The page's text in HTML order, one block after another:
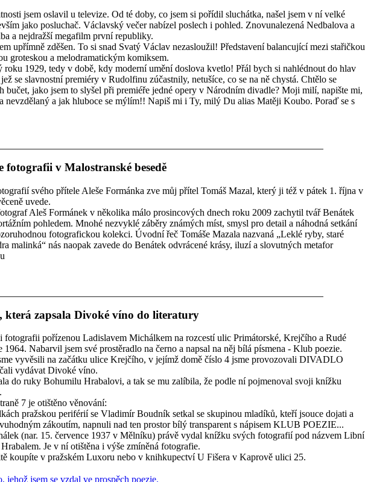
jsem oslavil u televize. Od té doby, co jsem si pořídil sluchátka, našel jsem v ní velké
jako posluchač. Václavský večer nabízel poslech i pohled. Znovunalezená Nedbalova a
a nejdražší megafilm první republiky.
upřímně zděšen. To si snad Svatý Václav nezasloužil! Představení balancující mezi stařičkou
groteskou a melodramatickým komiksem.
roku 1929, tedy v době, kdy moderní umění doslova kvetlo! Přál bych si nahlédnout do hlav
se slavnostní premiéry v Rudolfinu zúčastnily, netušíce, co se na ně chystá. Chtělo se
bučet, jako jsem to slyšel při premiéře jedné opery v Národním divadle? Moji milí, napište mi,
nevzdělaný a jak hluboce se mýlím!! Napiš mi i Ty, milý Du alias Matěji Koubo. Poraď se s
fotografii v Malostranské besedě
svého přítele Aleše Formánka zve můj přítel Tomáš Mazal, který ji též v pátek 1. října v
uvede.
Aleš Formánek v několika málo prosincových dnech roku 2009 zachytil tvář Benátek
pohledem. Mnohé nezvyklé záběry známých míst, smysl pro detail a náhodná setkání
fotografickou kolekci. Úvodní řeč Tomáše Mazala nazvaná „Leklé ryby, staré
malinká“ nás naopak zavede do Benátek odvrácené krásy, iluzí a slovutných metafor
která zapsala Divoké víno do literatury
fotografii pořízenou Ladislavem Michálkem na rozcestí ulic Primátorské, Krejčího a Rudé
1964. Nabarvil jsem své prostěradlo na černo a napsal na něj bílá písmena - Klub poezie.
vyvěsili na začátku ulice Krejčího, v jejímž domě číslo 4 jsme provozovali DIVADLO
vydávat Divoké víno.
do ruky Bohumilu Hrabalovi, a tak se mu zalíbila, že podle ní pojmenoval svoji knížku
7 je otištěno věnování:
pražskou periférií se Vladimír Boudník setkal se skupinou mladíků, kteří jsouce dojati a
zákoutím, napnuli nad ten prostor bílý transparent s nápisem KLUB POEZIE...
(nar. 15. července 1937 v Mělníku) právě vydal knížku svých fotografií pod názvem Libní
Je v ní otištěna i výše zmíněná fotografie.
koupíte v pražském Luxoru nebo v knihkupectví U Fišera v Kaprově ulici 25.